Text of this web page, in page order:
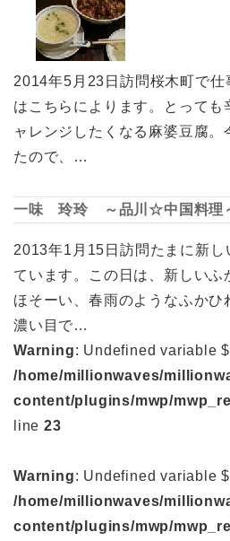
2014年5月23日訪問桜木町で仕
はこちらによります。とっても
ャレンジしたくなる麻婆豆腐。
たので、…
一味 玲玲 ～品川☆中国料理
2013年1月15日訪問たまに新し
ています。この日は、新しいふ
ほそーい、春雨のようなふかひ
濃い目で…
Warning: Undefined variable
/home/millionwaves/
content/plugins/mwp/
line 23
Warning: Undefined variable
/home/millionwaves/
content/plugins/mwp/